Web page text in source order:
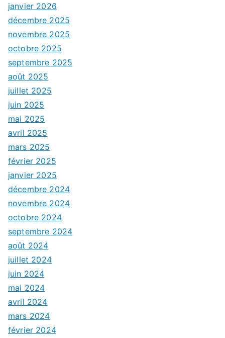
janvier 2026
décembre 2025
novembre 2025
octobre 2025
septembre 2025
août 2025
juillet 2025
juin 2025
mai 2025
avril 2025
mars 2025
février 2025
janvier 2025
décembre 2024
novembre 2024
octobre 2024
septembre 2024
août 2024
juillet 2024
juin 2024
mai 2024
avril 2024
mars 2024
février 2024